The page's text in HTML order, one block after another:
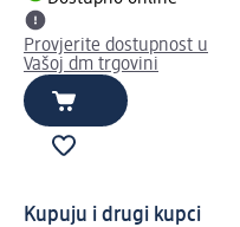
Provjerite dostupnost u
Vašoj dm trgovini
Kupuju i drugi kupci